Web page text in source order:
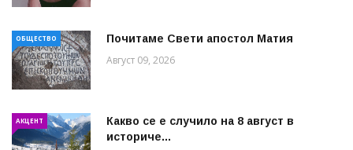
ОБЩЕСТВО Почитаме Свети апостол Матия
Август 09, 2026
АКЦЕНТ
Какво се е случило на 8 август в
историче...